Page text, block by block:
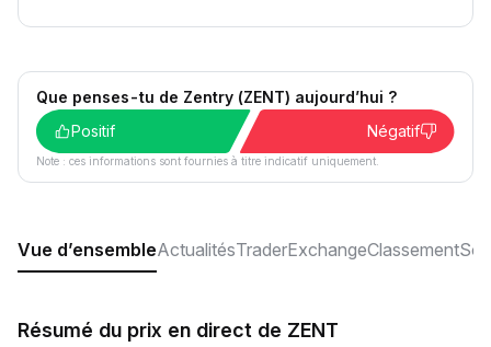
Que penses-tu de Zentry (ZENT) aujourd’hui ?
Positif
Négatif
Note : ces informations sont fournies à titre indicatif uniquement.
Vue d’ensembleActualitésTraderExchangeClassement
Résumé du prix en direct de ZENT